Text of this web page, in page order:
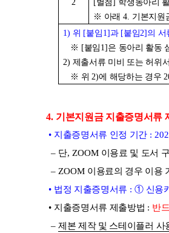
2
[별첨] 학생동아리
※ 아래 4. 기본지원
1) 위 [붙임 1]과 [붙임2] 의 서
※ [붙임 1] 은 동아리 활동
2) 제출서류 미비 또는 허위
※ 위2)에 해당하는 경우
4. 기본지원금 지출증명서류
• 지출증명서류 인정 기간 :
– 단, ZOOM 이용료 및 도서
– ZOOM 이용료의 경우 이용
• 법정 지출증명서류 : ① 신용
• 지출증명서류 제출방법 : 반
– 제본 제작 및 스테이플러 사